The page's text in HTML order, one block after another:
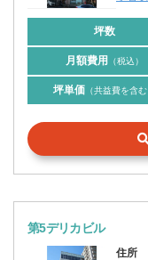
坪数
月額費用 （税込）
坪単価 （共益費を含む
第5デリカビル
住所